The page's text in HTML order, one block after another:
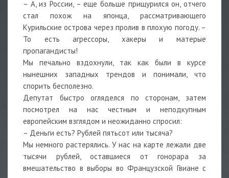
– А, из России, – еще больше прищурился он, отчего
стал похож на японца, рассматривающего
Курильские острова через пролив в плохую погоду. –
То есть агрессоры, хакеры и матерые
пропагандисты!
Мы печально вздохнули, так как были в курсе
нынешних западных трендов и понимали, что
спорить бесполезно.
Депутат быстро огляделся по сторонам, затем
посмотрел на нас честным и неподкупным
европейским взглядом и неожиданно спросил:
– Деньги есть? Рублей пятьсот или тысяча?
Мы немного растерялись. У нас на карте лежали две
тысячи рублей, оставшиеся от гонорара за
вмешательство в выборы во Французской Гвиане с